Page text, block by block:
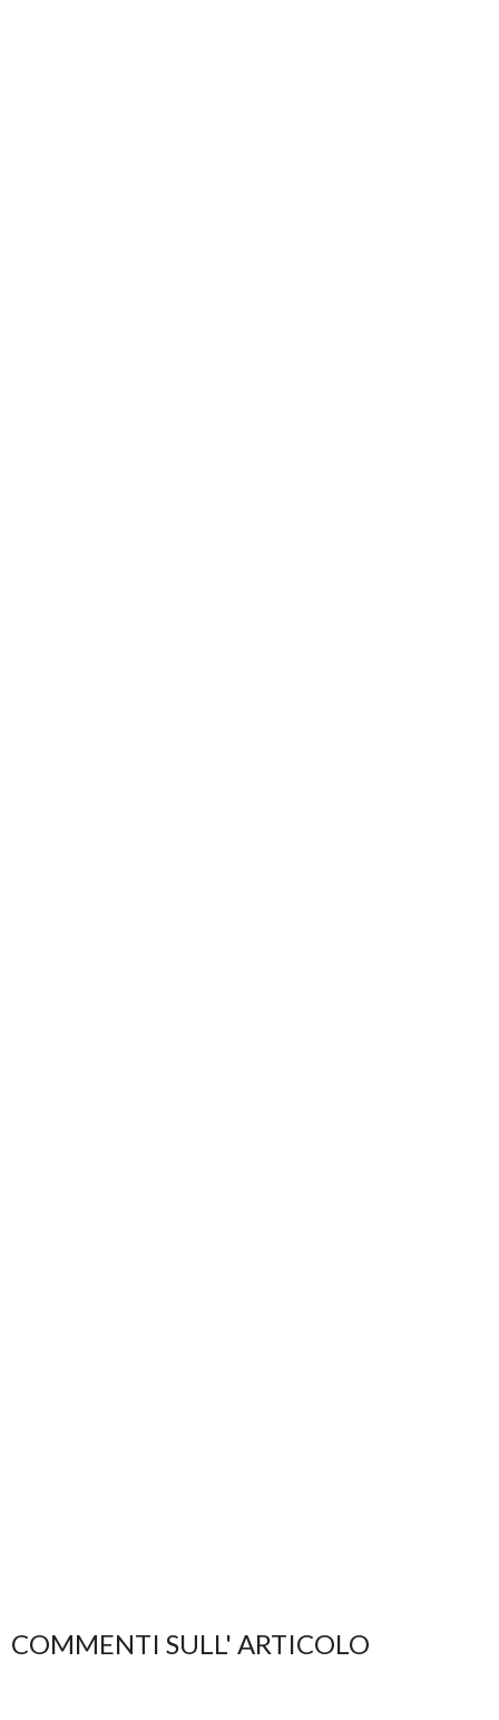
COMMENTI SULL' ARTICOLO